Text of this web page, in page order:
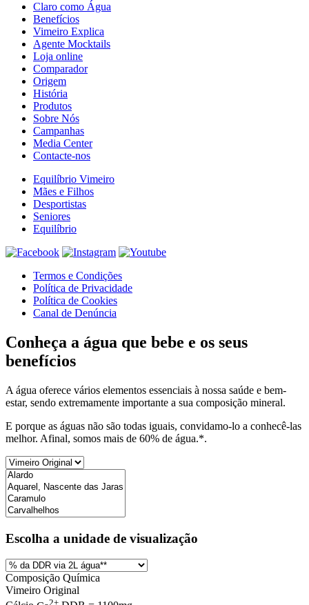
Claro como Água
Benefícios
Vimeiro Explica
Agente Mocktails
Loja online
Comparador
Origem
História
Produtos
Sobre Nós
Campanhas
Media Center
Contacte-nos
Equilíbrio Vimeiro
Mães e Filhos
Desportistas
Seniores
Equilíbrio
Termos e Condições
Política de Privacidade
Política de Cookies
Canal de Denúncia
Conheça a água que bebe e os seus
benefícios
A água oferece vários elementos essenciais à nossa saúde e bem-
estar, sendo extremamente importante a sua composição mineral.
E porque as águas não são todas iguais, convidamo-lo a conhecê-las
melhor. Afinal, somos mais de 60% de água.*.
Escolha a unidade de visualização
Composição Química
Vimeiro Original
2+